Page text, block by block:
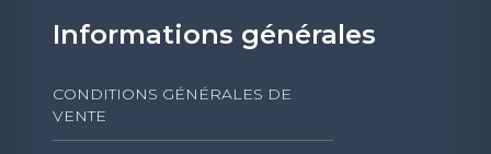
Informations générales
CONDITIONS GÉNÉRALES DE
VENTE